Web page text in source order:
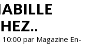
par Magazine En-